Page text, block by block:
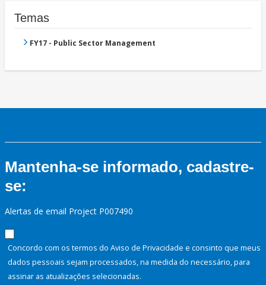
Temas
FY17 - Public Sector Management
Mantenha-se informado, cadastre-
se:
Alertas de email Project P007490
Concordo com os termos do Aviso de Privacidade e consinto que meus
dados pessoais sejam processados, na medida do necessário, para
assinar as atualizações selecionadas.